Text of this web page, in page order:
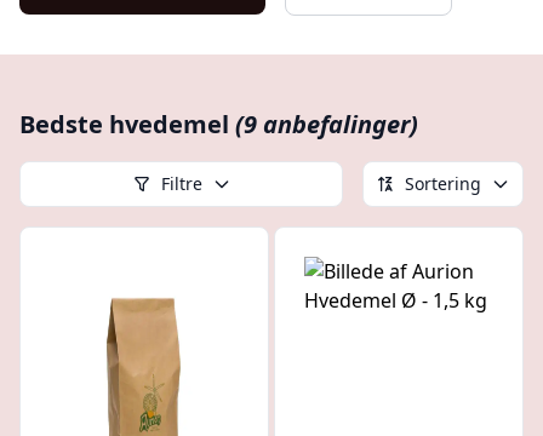
Bedste hvedemel (9 anbefalinger)
Filtre Sortering